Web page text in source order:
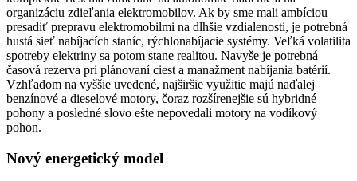
organizáciu zdieľania elektromobilov. Ak by sme mali ambíciou
presadiť prepravu elektromobilmi na dlhšie vzdialenosti, je potrebná
hustá sieť nabíjacích staníc, rýchlonabíjacie systémy. Veľká volatilita
spotreby elektriny sa potom stane realitou. Navyše je potrebná
časová rezerva pri plánovaní ciest a manažment nabíjania batérií.
Vzhľadom na vyššie uvedené, najširšie využitie majú naďalej
benzínové a dieselové motory, čoraz rozšírenejšie sú hybridné
pohony a posledné slovo ešte nepovedali motory na vodíkový
pohon.
Nový energetický model